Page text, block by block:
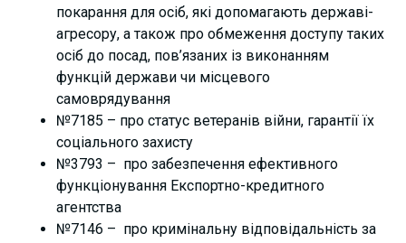
покарання для осіб, які допомагають державі-
агресору, а також про обмеження доступу таких
осіб до посад, пов’язаних із виконанням
функцій держави чи місцевого
самоврядування
№7185 – про статус ветеранів війни, гарантії їх
соціального захисту
№3793 – про забезпечення ефективного
функціонування Експортно-кредитного
агентства
№7146 – про кримінальну відповідальність за